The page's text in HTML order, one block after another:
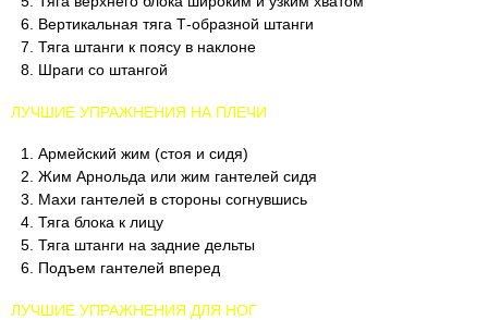
Вертикальная тяга Т-образной штанги
Тяга штанги к поясу в наклоне
Шраги со штангой
ЛУЧШИЕ УПРАЖНЕНИЯ НА ПЛЕЧИ
Армейский жим (стоя и сидя)
Жим Арнольда или жим гантелей сидя
Махи гантелей в стороны согнувшись
Тяга блока к лицу
Тяга штанги на задние дельты
Подъем гантелей вперед
ЛУЧШИЕ УПРАЖНЕНИЯ ДЛЯ НОГ